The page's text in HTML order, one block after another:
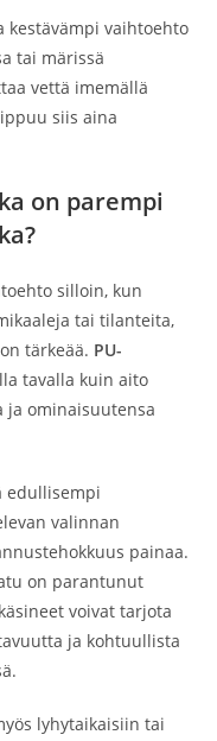
kestävämpi vaihtoehto
tai märissä
vettä imemällä
siis aina
on parempi
silloin, kun
tai tilanteita,
tärkeää. PU-
tavalla kuin aito
ja ominaisuutensa
edullisempi
valinnan
painaa.
on parantunut
voivat tarjota
ja kohtuullista
lyhytaikaisiin tai